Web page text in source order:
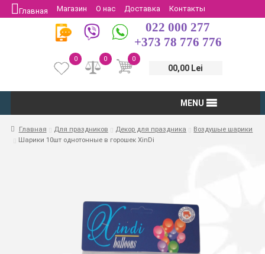
Главная Магазин О нас Доставка
Контакты
Защита потребителей
Возврат
022 000 277
+373 78 776 776
0
00,00 Lei
0
0
MENU
Главная Для праздников Декор для праздника
Воздушые шарики
Шарики 10шт однотонные в горошек XinDi